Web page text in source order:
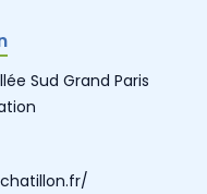
Sud Grand Paris